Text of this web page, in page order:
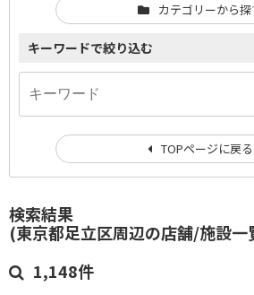
検索結果
(東京都足立区周辺の店舗/施設一
1,148件
カテゴリーから探
キーワードで絞り込む
TOPページに戻る